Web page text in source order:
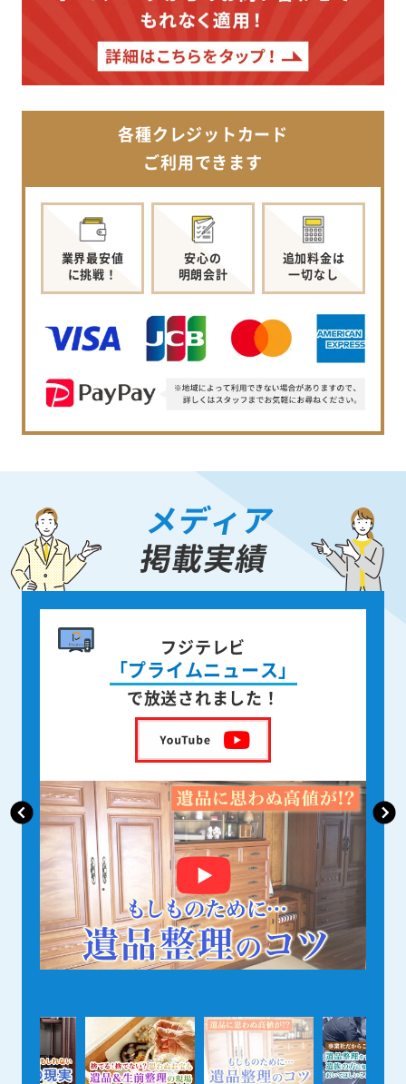
各種クレジットカード
ご利用できます
業界最安値
に挑戦！
安心の
明朗会計
追加料金は
一切なし
メディア
掲載実績
書籍出版
身近な人が
亡くなった後の遺品整理
を出版しました！